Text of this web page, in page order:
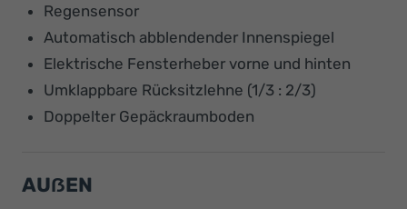
Regensensor
Automatisch abblendender Innenspiegel
Elektrische Fensterheber vorne und hinten
Umklappbare Rücksitzlehne (1/3 : 2/3)
Doppelter Gepäckraumboden
AUẞEN